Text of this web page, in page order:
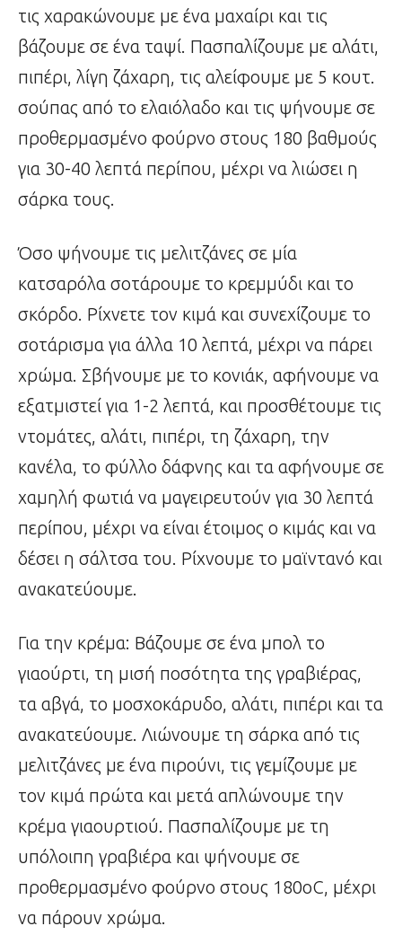
τις χαρακώνουμε με ένα μαχαίρι και τις
βάζουμε σε ένα ταψί. Πασπαλίζουμε με αλάτι,
πιπέρι, λίγη ζάχαρη, τις αλείφουμε με 5 κουτ.
σούπας από το ελαιόλαδο και τις ψήνουμε σε
προθερμασμένο φούρνο στους 180 βαθμούς
για 30-40 λεπτά περίπου, μέχρι να λιώσει η
σάρκα τους.
Όσο ψήνουμε τις μελιτζάνες σε μία
κατσαρόλα σοτάρουμε το κρεμμύδι και το
σκόρδο. Ρίχνετε τον κιμά και συνεχίζουμε το
σοτάρισμα για άλλα 10 λεπτά, μέχρι να πάρει
χρώμα. Σβήνουμε με το κονιάκ, αφήνουμε να
εξατμιστεί για 1-2 λεπτά, και προσθέτουμε τις
ντομάτες, αλάτι, πιπέρι, τη ζάχαρη, την
κανέλα, το φύλλο δάφνης και τα αφήνουμε σε
χαμηλή φωτιά να μαγειρευτούν για 30 λεπτά
περίπου, μέχρι να είναι έτοιμος ο κιμάς και να
δέσει η σάλτσα του. Ρίχνουμε το μαϊντανό και
ανακατεύουμε.
Για την κρέμα: Βάζουμε σε ένα μπολ το
γιαούρτι, τη μισή ποσότητα της γραβιέρας,
τα αβγά, το μοσχοκάρυδο, αλάτι, πιπέρι και τα
ανακατεύουμε. Λιώνουμε τη σάρκα από τις
μελιτζάνες με ένα πιρούνι, τις γεμίζουμε με
τον κιμά πρώτα και μετά απλώνουμε την
κρέμα γιαουρτιού. Πασπαλίζουμε με τη
υπόλοιπη γραβιέρα και ψήνουμε σε
προθερμασμένο φούρνο στους 180οC, μέχρι
να πάρουν χρώμα.